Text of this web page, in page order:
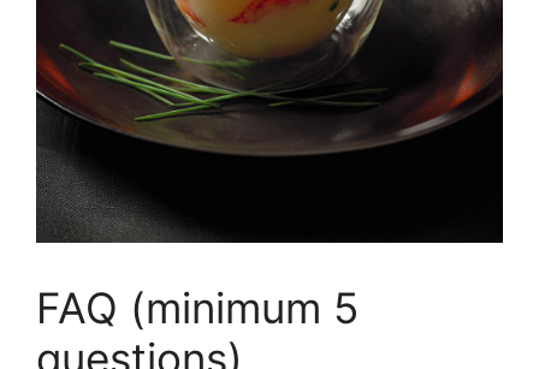
FAQ (minimum 5
questions)